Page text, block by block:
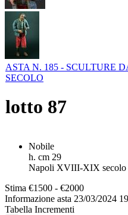
ASTA N. 185 - SCULTURE
SECOLO
lotto 87
Nobile
h. cm 29
Napoli XVIII-XIX secolo
Stima €1500 - €2000
Informazione asta 23/03/2024
Tabella Incrementi